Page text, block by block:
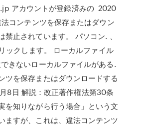
アカウントが登録済みの 2020
コンテンツを保存またはダウン
禁止されています。 パソコン. 、
ックします。 ローカルファイル
きないローカルファイルがある.
ツを保存またはダウンロードする
8日 解説：改正著作権法第30条
を知りながら行う場合」という文
ますが、これは、違法コンテンツ